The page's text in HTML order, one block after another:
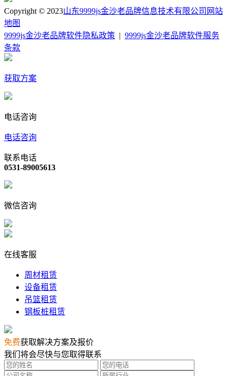
Copyright © 2023山东9999js金沙老品牌信息技术有限公司 网站
地图
9999js金沙老品牌软件隐私政策 | 9999js金沙老品牌软件服务
条款
获取方案
电话咨询
电话咨询
联系电话
0531-89005613
微信咨询
在线客服
周材租赁
设备租赁
吊篮租赁
钢板桩租赁
免费获取解决方案及报价
我们将会尽快与您取得联系